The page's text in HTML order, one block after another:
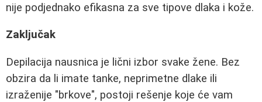
nije podjednako efikasna za sve tipove dlaka i kože.
Zaključak
Depilacija nausnica je lični izbor svake žene. Bez
obzira da li imate tanke, neprimetne dlake ili
izraženije "brkove", postoji rešenje koje će vam